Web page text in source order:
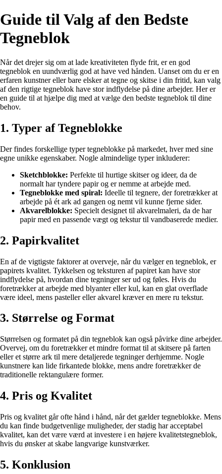
Guide til Valg af den Bedste
Tegneblok
Når det drejer sig om at lade kreativiteten flyde frit, er en god
tegneblok en uundværlig god at have ved hånden. Uanset om du er en
erfaren kunstner eller bare elsker at tegne og skitse i din fritid, kan valg
af den rigtige tegneblok have stor indflydelse på dine arbejder. Her er
en guide til at hjælpe dig med at vælge den bedste tegneblok til dine
behov.
1. Typer af Tegneblokke
Der findes forskellige typer tegneblokke på markedet, hver med sine
egne unikke egenskaber. Nogle almindelige typer inkluderer:
Sketchblokke: Perfekte til hurtige skitser og ideer, da de
normalt har tyndere papir og er nemme at arbejde med.
Tegneblokke med spiral: Ideelle til tegnere, der foretrækker at
arbejde på ét ark ad gangen og nemt vil kunne fjerne sider.
Akvarelblokke: Specielt designet til akvarelmaleri, da de har
papir med en passende vægt og tekstur til vandbaserede medier.
2. Papirkvalitet
En af de vigtigste faktorer at overveje, når du vælger en tegneblok, er
papirets kvalitet. Tykkelsen og teksturen af papiret kan have stor
indflydelse på, hvordan dine tegninger ser ud og føles. Hvis du
foretrækker at arbejde med blyanter eller kul, kan en glat overflade
være ideel, mens pasteller eller akvarel kræver en mere ru tekstur.
3. Størrelse og Format
Størrelsen og formatet på din tegneblok kan også påvirke dine arbejder.
Overvej, om du foretrækker et mindre format til at skitsere på farten
eller et større ark til mere detaljerede tegninger derhjemme. Nogle
kunstnere kan lide firkantede blokke, mens andre foretrækker de
traditionelle rektangulære former.
4. Pris og Kvalitet
Pris og kvalitet går ofte hånd i hånd, når det gælder tegneblokke. Mens
du kan finde budgetvenlige muligheder, der stadig har acceptabel
kvalitet, kan det være værd at investere i en højere kvalitetstegneblok,
hvis du ønsker at skabe langvarige kunstværker.
5. Konklusion